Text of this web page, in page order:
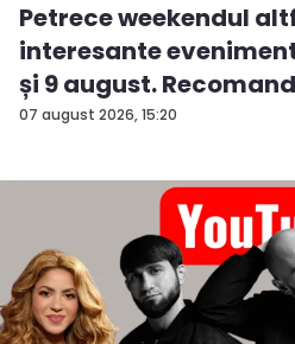
07 august 2026, 15:20
Petrece weekendul
interesante
și 9 august.